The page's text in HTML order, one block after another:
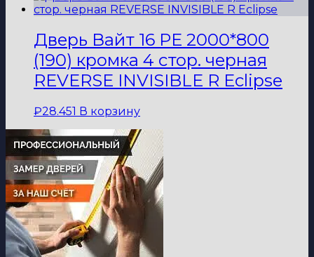
Дверь Вайт 16 PE 2000*800
(190) кромка 4 стор. черная
REVERSE INVISIBLE R Eclipse
₽28.451 В корзину